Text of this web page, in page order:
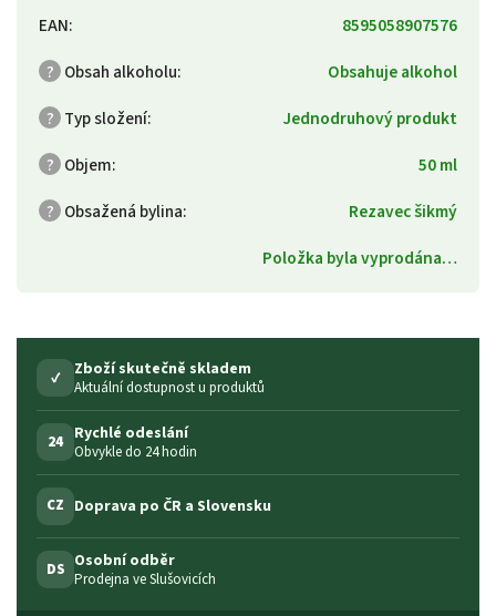
EAN:
8595058907576
? Obsah alkoholu:
Obsahuje alkohol
? Typ složení:
Jednodruhový produkt
? Objem:
50 ml
? Obsažená bylina:
Rezavec šikmý
Položka byla vyprodána…
✓ Zboží skutečně skladem
Aktuální dostupnost u produktů
24 Rychlé odeslání
Obvykle do 24 hodin
CZ Doprava po ČR a Slovensku
DS Osobní odběr
Prodejna ve Slušovicích